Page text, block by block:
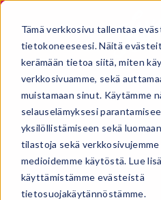
Tämä verkkosivu tallentaa
tietokoneeseesi. Näitä
kerämään tietoa siitä, miten
verkkosivuamme, sekä
muistamaan sinut. Käytämme
selauselämyksesi
yksilöllistämiseen sekä
tilastoja sekä
medioidemme käytöstä. Lue
käyttämistämme evästeistä
tietosuojakäytännöstämme.